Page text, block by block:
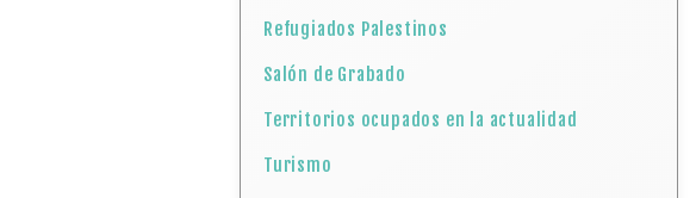
Refugiados Palestinos
Salón de Grabado
Territorios ocupados en la actualidad
Turismo